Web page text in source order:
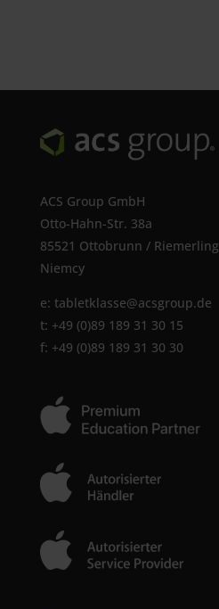
ACS Group GmbH
Otto-Hahn-Str. 38a
85521 Ottobrunn / Riemerling
Niemcy
e: tabletklasse@acsgroup.de
t: +49 (0)89 189 31 30 15
f: +49 (0)89 189 31 30 30